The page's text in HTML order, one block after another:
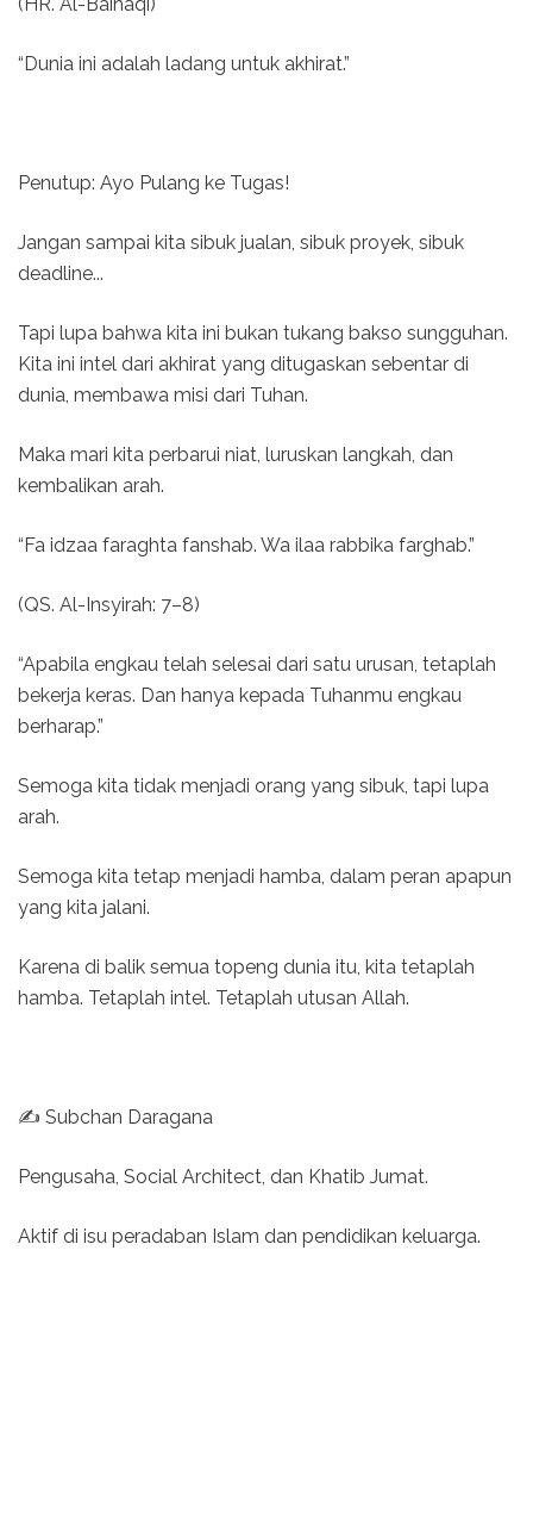
“Dunia ini adalah ladang untuk akhirat.”
Penutup: Ayo Pulang ke Tugas!
Jangan sampai kita sibuk jualan, sibuk proyek, sibuk
deadline...
Tapi lupa bahwa kita ini bukan tukang bakso sungguhan.
Kita ini intel dari akhirat yang ditugaskan sebentar di
dunia, membawa misi dari Tuhan.
Maka mari kita perbarui niat, luruskan langkah, dan
kembalikan arah.
“Fa idzaa faraghta fanshab. Wa ilaa rabbika farghab.”
(QS. Al-Insyirah: 7–8)
“Apabila engkau telah selesai dari satu urusan, tetaplah
bekerja keras. Dan hanya kepada Tuhanmu engkau
berharap.”
Semoga kita tidak menjadi orang yang sibuk, tapi lupa
arah.
Semoga kita tetap menjadi hamba, dalam peran apapun
yang kita jalani.
Karena di balik semua topeng dunia itu, kita tetaplah
hamba. Tetaplah intel. Tetaplah utusan Allah.
✍️ Subchan Daragana
Pengusaha, Social Architect, dan Khatib Jumat.
Aktif di isu peradaban Islam dan pendidikan keluarga.